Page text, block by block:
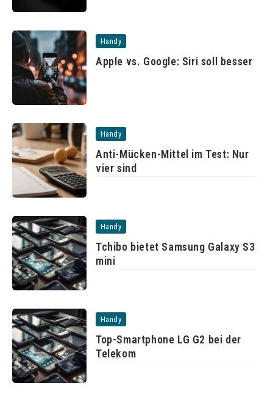
Handy
Apple vs. Google: Siri soll besser
Handy
Anti-Mücken-Mittel im Test: Nur
vier sind
Handy
Tchibo bietet Samsung Galaxy S3
mini
Handy
Top-Smartphone LG G2 bei der
Telekom